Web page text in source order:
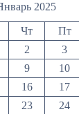
2025
Чт Пт
2 3
9 10
16 17
23 24